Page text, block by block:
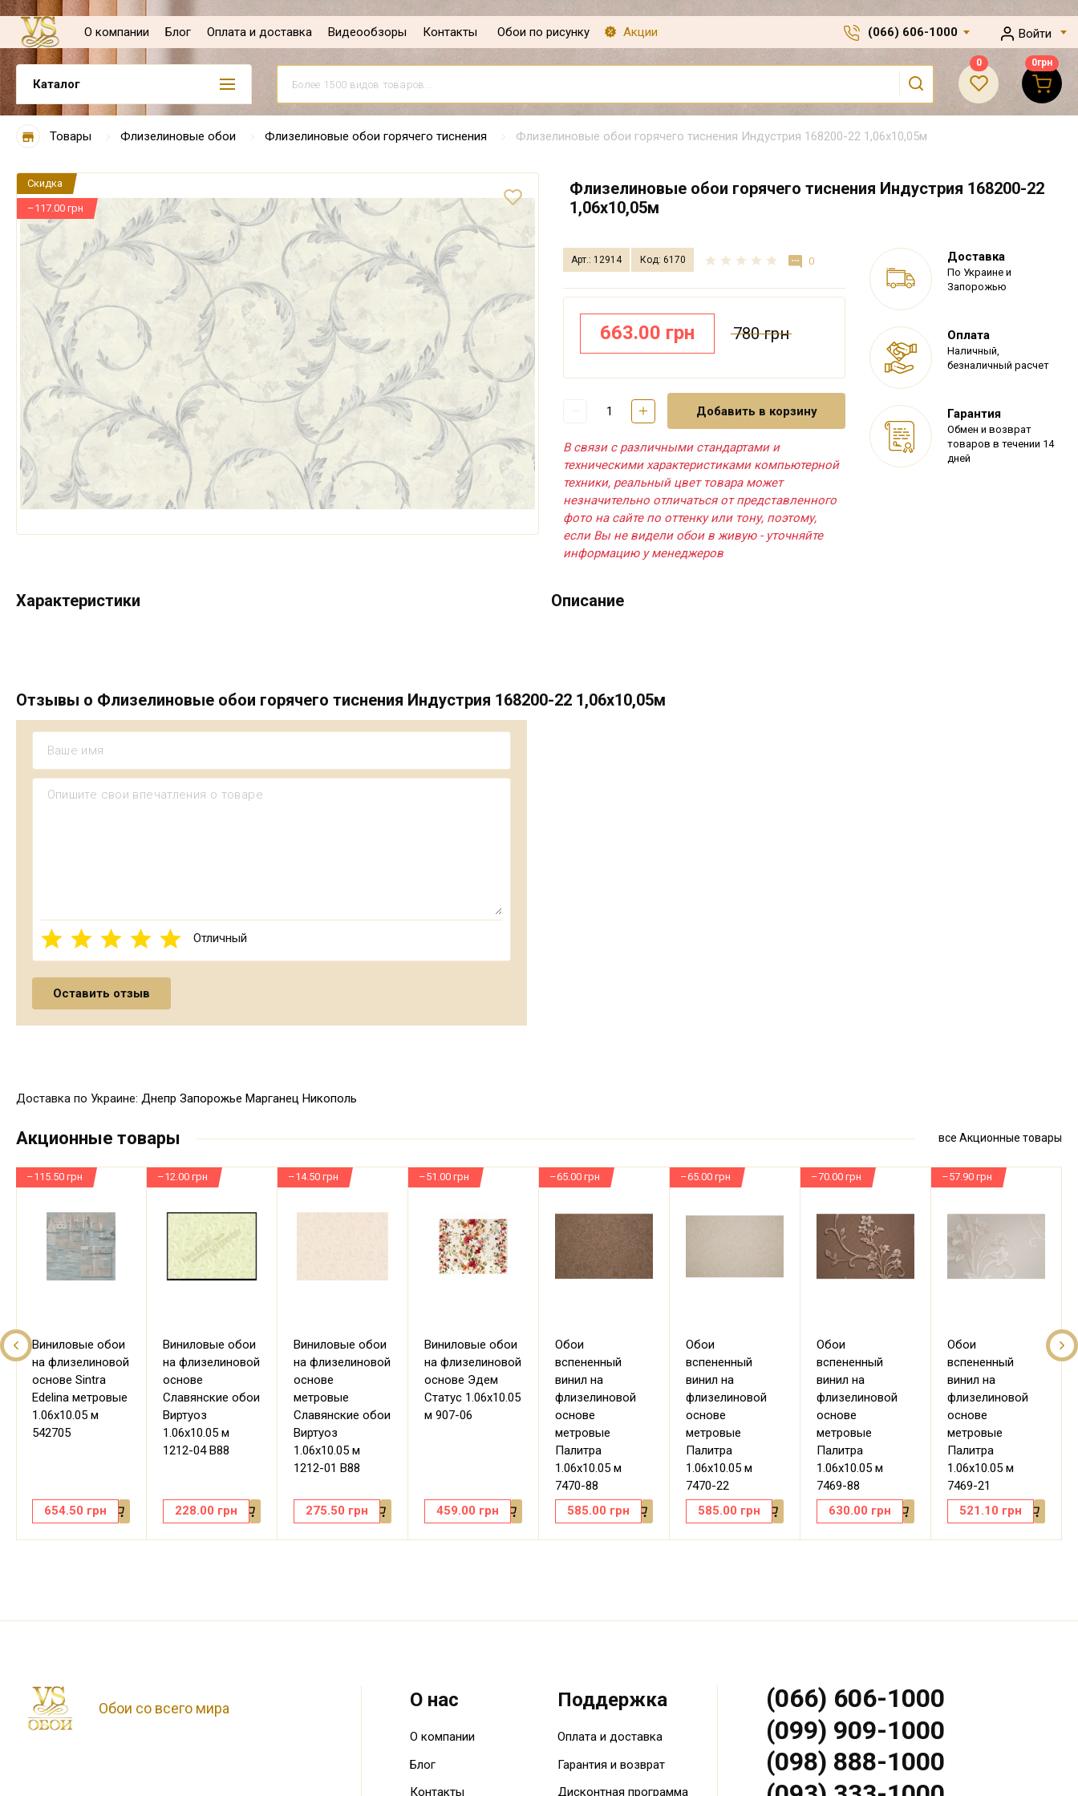
О компании Блог Оплата и доставка Видеообзоры Контакты Обои по рисунку Акции (066) 606-1000 Войти
Каталог
0 0грн
Товары Флизелиновые обои Флизелиновые обои горячего тиснения Флизелиновые обои горячего тиснения Индустрия 168200-22 1,06х10,05м
Скидка
–117.00 грн
Флизелиновые обои горячего тиснения Индустрия 168200-22
1,06х10,05м
Арт.: 12914 Код: 6170 0
663.00 грн 780 грн
Добавить в корзину
В связи с различными стандартами и
техническими характеристиками компьютерной
техники, реальный цвет товара может
незначительно отличаться от представленного
фото на сайте по оттенку или тону, поэтому,
если Вы не видели обои в живую - уточняйте
информацию у менеджеров
Доставка
По Украине и
Запорожью
Оплата
Наличный,
безналичный расчет
Гарантия
Обмен и возврат
товаров в течении 14
дней
Характеристики Описание
Отзывы о Флизелиновые обои горячего тиснения Индустрия 168200-22 1,06х10,05м
Отличный
Доставка по Украине: Днепр Запорожье Марганец Никополь
Акционные товары все Акционные товары
Виниловые обои
на флизелиновой
основе Sintra
Edelina метровые
1.06х10.05 м
542705
654.50 грн
–115.50 грн
Виниловые обои
на флизелиновой
основе
Славянские обои
Виртуоз
1.06х10.05 м
1212-04 В88
228.00 грн
–12.00 грн
Виниловые обои
на флизелиновой
основе
метровые
Славянские обои
Виртуоз
1.06х10.05 м
1212-01 В88
275.50 грн
–14.50 грн
Виниловые обои
на флизелиновой
основе Эдем
Статус 1.06х10.05
м 907-06
459.00 грн
–51.00 грн
Обои
вспененный
винил на
флизелиновой
основе
метровые
Палитра
1.06х10.05 м
7470-88
585.00 грн
–65.00 грн
Обои
вспененный
винил на
флизелиновой
основе
метровые
Палитра
1.06х10.05 м
7470-22
585.00 грн
–65.00 грн
Обои
вспененный
винил на
флизелиновой
основе
метровые
Палитра
1.06х10.05 м
7469-88
630.00 грн
–70.00 грн
Обои
вспененный
винил на
флизелиновой
основе
метровые
Палитра
1.06х10.05 м
7469-21
521.10 грн
–57.90 грн
Обои со всего мира О нас
О компании
Блог
Контакты
Поддержка
Оплата и доставка
Гарантия и возврат
Дисконтная программа
(066) 606-1000
(099) 909-1000
(098) 888-1000